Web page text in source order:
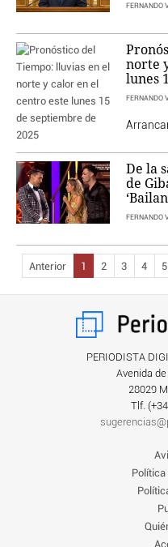
FERNANDO
norte
lunes
FERNANDO
De la
de
FERNANDO
Anterior 1 2 3 4 5
PERIODISTA
Avenida
28029
Tlf.